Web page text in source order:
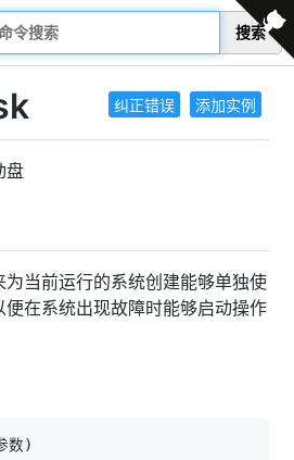
搜索
纠正错误 添加实例
盘
当前运行的系统创建能够单独使
在系统出现故障时能够启动操作
数)